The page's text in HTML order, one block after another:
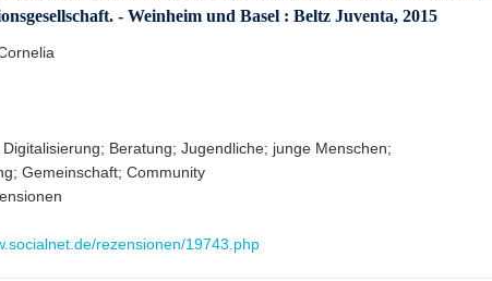
- Weinheim und Basel : Beltz Juventa, 2015
Beratung; Jugendliche; junge Menschen;
Gemeinschaft; Community
rezensionen/19743.php